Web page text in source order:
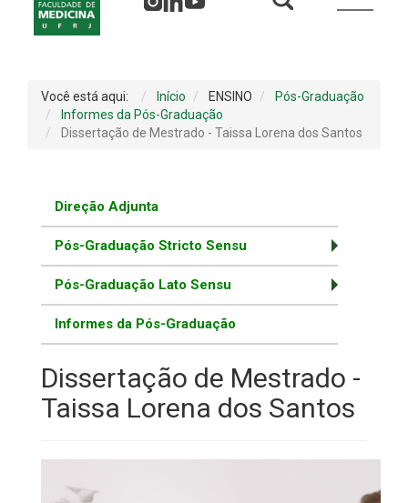
Você está aqui: Início ENSINO
Pós-Graduação
Informes da Pós-Graduação
Dissertação de Mestrado - Taissa Lorena dos Santos
Direção Adjunta
Pós-Graduação Stricto Sensu
Pós-Graduação Lato Sensu
Informes da Pós-Graduação
Dissertação de Mestrado -
Taissa Lorena dos Santos